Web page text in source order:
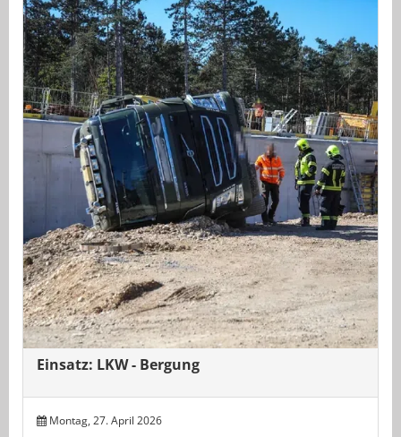
Einsatz: LKW - Bergung
Montag, 27. April 2026